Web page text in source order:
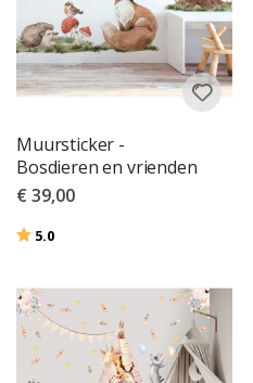
Muursticker -
Bosdieren en vrienden
€ 39,00
Beoordeling:
5.0